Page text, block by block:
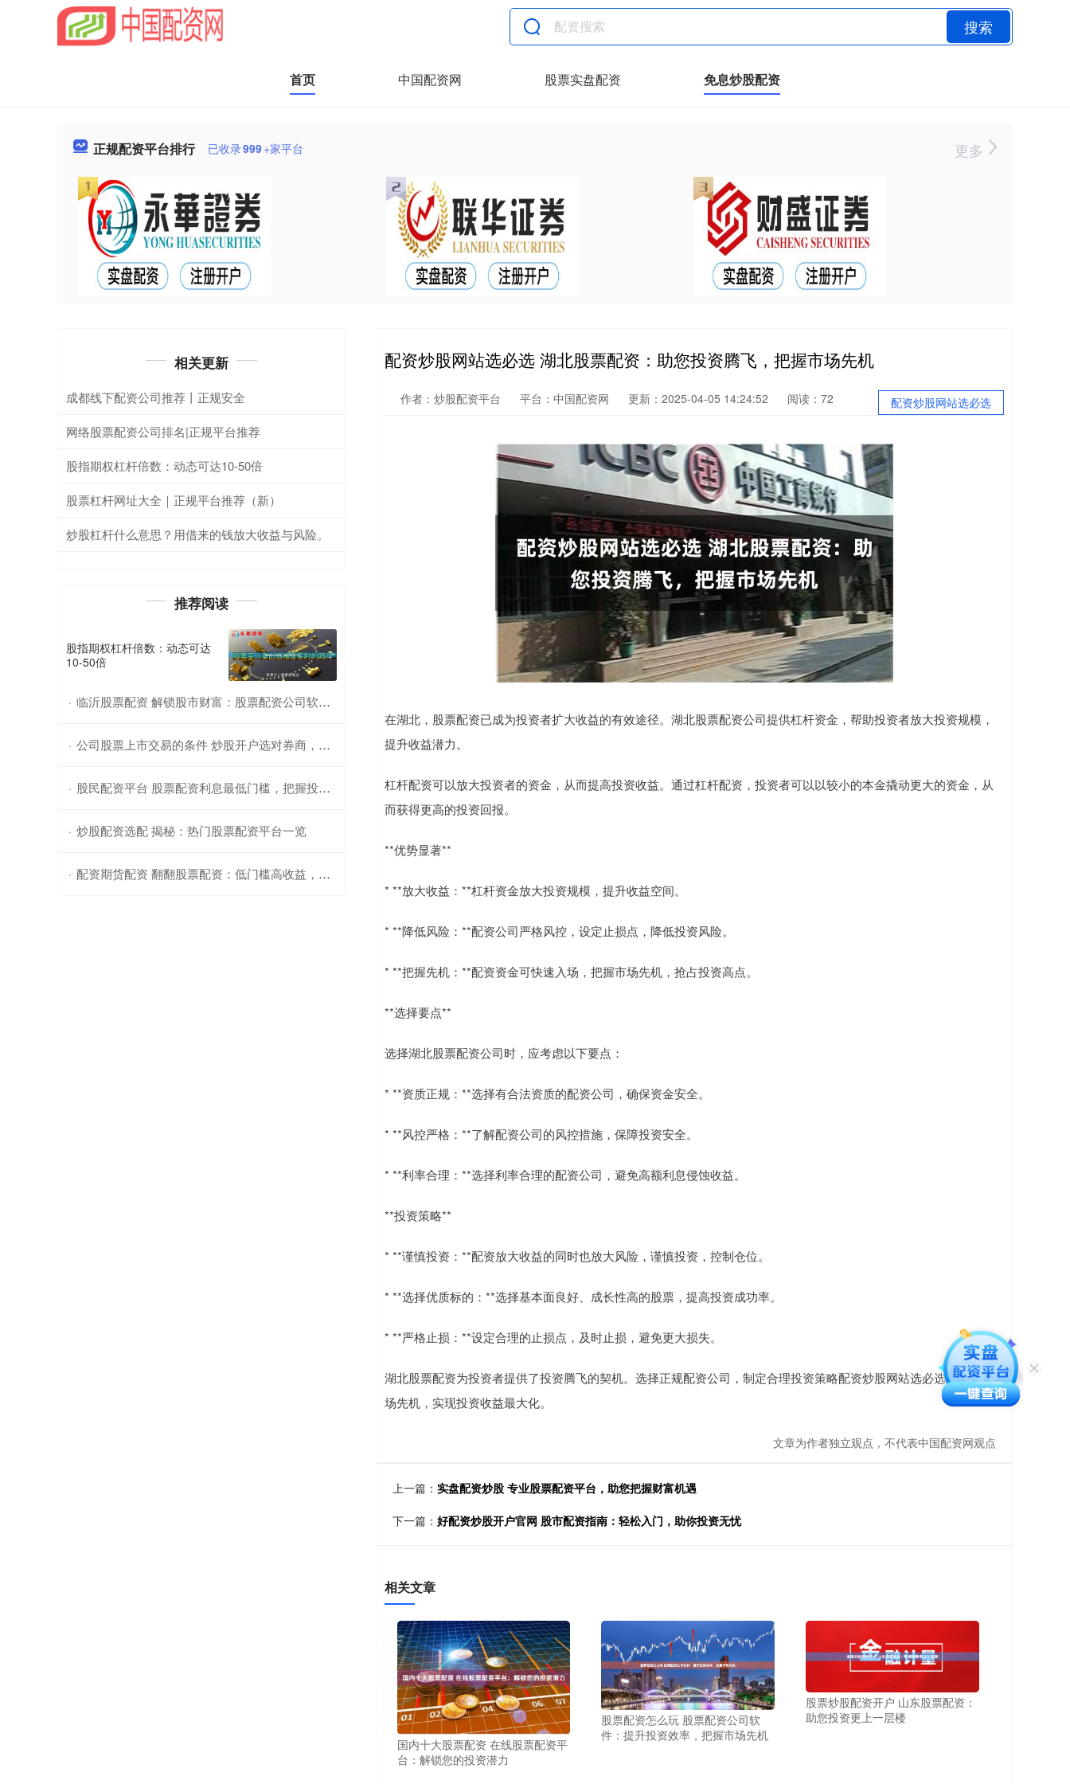
搜索
首页 中国配资网 股票实盘配资 免息炒股配资
正规配资平台排行 已收录999+家平台 更多
配资炒股网站选必选 湖北股票配资：助您投资腾飞，把握市场先机
配资炒股网站选必选
作者：炒股配资平台 平台：中国配资网 更新：2025-04-05 14:24:52 阅读：72
在湖北，股票配资已成为投资者扩大收益的有效途径。湖北股票配资公司提供杠杆资金，帮助投资者放大投资规模，
提升收益潜力。
杠杆配资可以放大投资者的资金，从而提高投资收益。通过杠杆配资，投资者可以以较小的本金撬动更大的资金，从
而获得更高的投资回报。
**优势显著**
* **放大收益：**杠杆资金放大投资规模，提升收益空间。
* **降低风险：**配资公司严格风控，设定止损点，降低投资风险。
* **把握先机：**配资资金可快速入场，把握市场先机，抢占投资高点。
**选择要点**
选择湖北股票配资公司时，应考虑以下要点：
* **资质正规：**选择有合法资质的配资公司，确保资金安全。
* **风控严格：**了解配资公司的风控措施，保障投资安全。
* **利率合理：**选择利率合理的配资公司，避免高额利息侵蚀收益。
**投资策略**
* **谨慎投资：**配资放大收益的同时也放大风险，谨慎投资，控制仓位。
* **选择优质标的：**选择基本面良好、成长性高的股票，提高投资成功率。
* **严格止损：**设定合理的止损点，及时止损，避免更大损失。
湖北股票配资为投资者提供了投资腾飞的契机。选择正规配资公司，制定合理投资策略配资炒股网站选必选，把握市
场先机，实现投资收益最大化。
文章为作者独立观点，不代表中国配资网观点
上一篇： 实盘配资炒股 专业股票配资平台，助您把握财富机遇
下一篇： 好配资炒股开户官网 股市配资指南：轻松入门，助你投资无忧
相关文章
国内十大股票配资 在线股票配资平
台：解锁您的投资潜力
股票配资怎么玩 股票配资公司软
件：提升投资效率，把握市场先机
股票炒股配资开户 山东股票配资：
助您投资更上一层楼
相关更新
成都线下配资公司推荐丨正规安全
网络股票配资公司排名|正规平台推荐
股指期权杠杆倍数：动态可达10-50倍
股票杠杆网址大全｜正规平台推荐（新）
炒股杠杆什么意思？用借来的钱放大收益与风险。
推荐阅读
股指期权杠杆倍数：动态可达
10-50倍
· 临沂股票配资 解锁股市财富：股票配资公司软件助您一臂之力
· 公司股票上市交易的条件 炒股开户选对券商，开启财富增值之路
· 股民配资平台 股票配资利息最低门槛，把握投资先机
· 炒股配资选配 揭秘：热门股票配资平台一览
· 配资期货配资 翻翻股票配资：低门槛高收益，助力财富梦想